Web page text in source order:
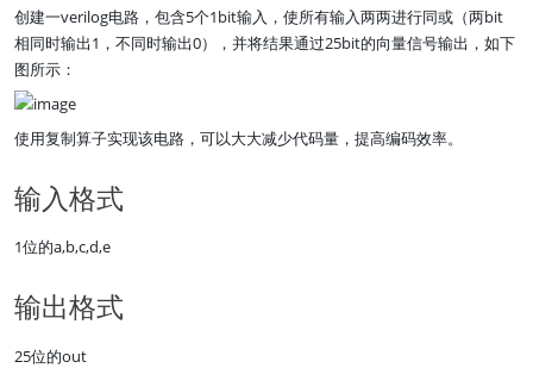
创建一verilog电路，包含5个1bit输入，使所有输入两两进行同或（两bit
相同时输出1，不同时输出0），并将结果通过25bit的向量信号输出，如下
图所示：
使用复制算子实现该电路，可以大大减少代码量，提高编码效率。
输入格式
1位的a,b,c,d,e
输出格式
25位的out